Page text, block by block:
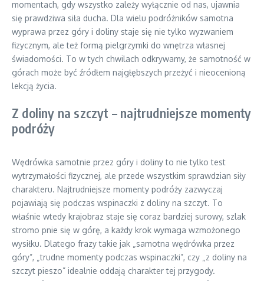
momentach, gdy wszystko zależy wyłącznie od nas, ujawnia
się prawdziwa siła ducha. Dla wielu podróżników samotna
wyprawa przez góry i doliny staje się nie tylko wyzwaniem
fizycznym, ale też formą pielgrzymki do wnętrza własnej
świadomości. To w tych chwilach odkrywamy, że samotność w
górach może być źródłem najgłębszych przeżyć i nieocenioną
lekcją życia.
Z doliny na szczyt – najtrudniejsze momenty
podróży
Wędrówka samotnie przez góry i doliny to nie tylko test
wytrzymałości fizycznej, ale przede wszystkim sprawdzian siły
charakteru. Najtrudniejsze momenty podróży zazwyczaj
pojawiają się podczas wspinaczki z doliny na szczyt. To
właśnie wtedy krajobraz staje się coraz bardziej surowy, szlak
stromo pnie się w górę, a każdy krok wymaga wzmożonego
wysiłku. Dlatego frazy takie jak „samotna wędrówka przez
góry”, „trudne momenty podczas wspinaczki”, czy „z doliny na
szczyt pieszo” idealnie oddają charakter tej przygody.